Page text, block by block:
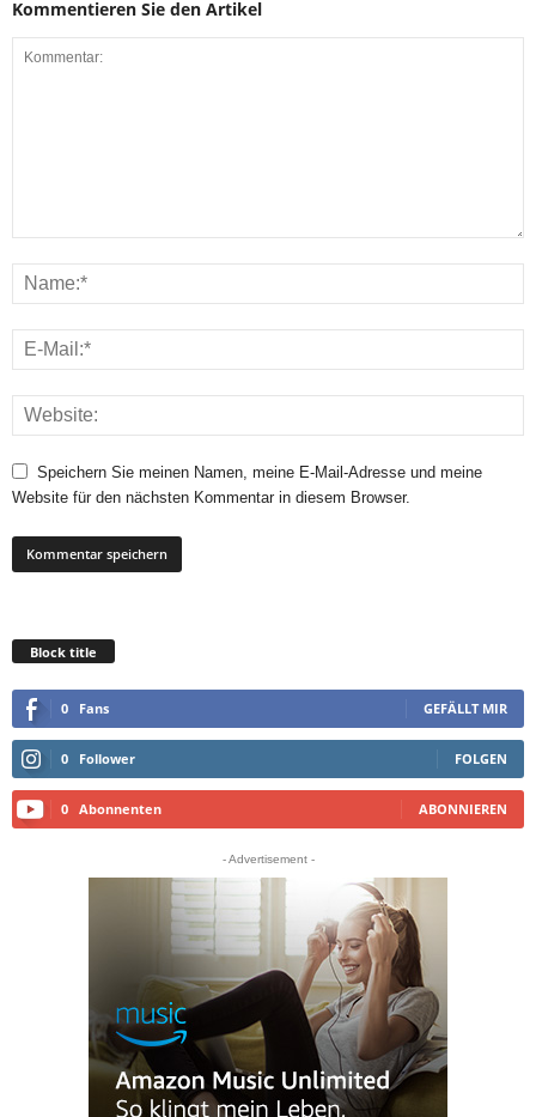
Kommentieren Sie den Artikel
Speichern Sie meinen Namen, meine E-Mail-Adresse und meine
Website für den nächsten Kommentar in diesem Browser.
Block title
0 Fans GEFÄLLT MIR
0 Follower FOLGEN
0 Abonnenten ABONNIEREN
- Advertisement -